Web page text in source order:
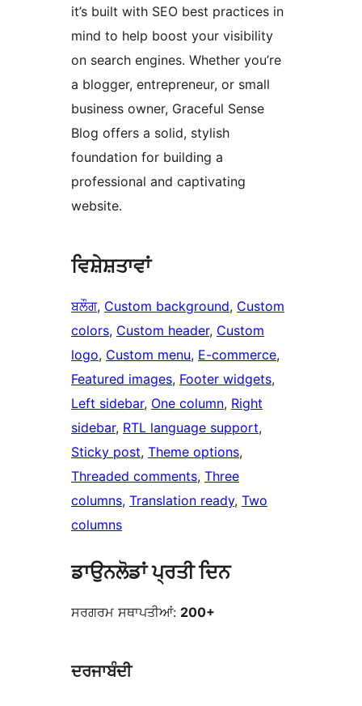
it’s built with SEO best practices in
mind to help boost your visibility
on search engines. Whether you’re
a blogger, entrepreneur, or small
business owner, Graceful Sense
Blog offers a solid, stylish
foundation for building a
professional and captivating
website.
ਵਿਸ਼ੇਸ਼ਤਾਵਾਂ
ਬਲੌਗ, Custom background, Custom
colors, Custom header, Custom
logo, Custom menu, E-commerce
Featured images, Footer widgets
Left sidebar, One column, Right
sidebar, RTL language support
Sticky post, Theme options
Threaded comments, Three
columns, Translation ready, Two
columns
ਡਾਉਨਲੋਡਾਂ ਪ੍ਰਤੀ ਦਿਨ
ਸਰਗਰਮ ਸਥਾਪਤੀਆਂ: 200+
ਦਰਜਾਬੰਦੀ